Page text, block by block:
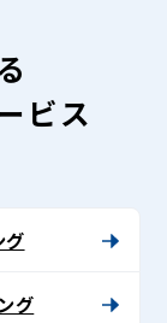
ビス
グ
グ